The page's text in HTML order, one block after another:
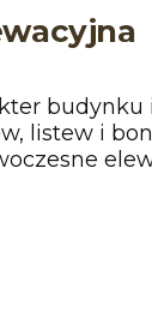
budynku
listew i